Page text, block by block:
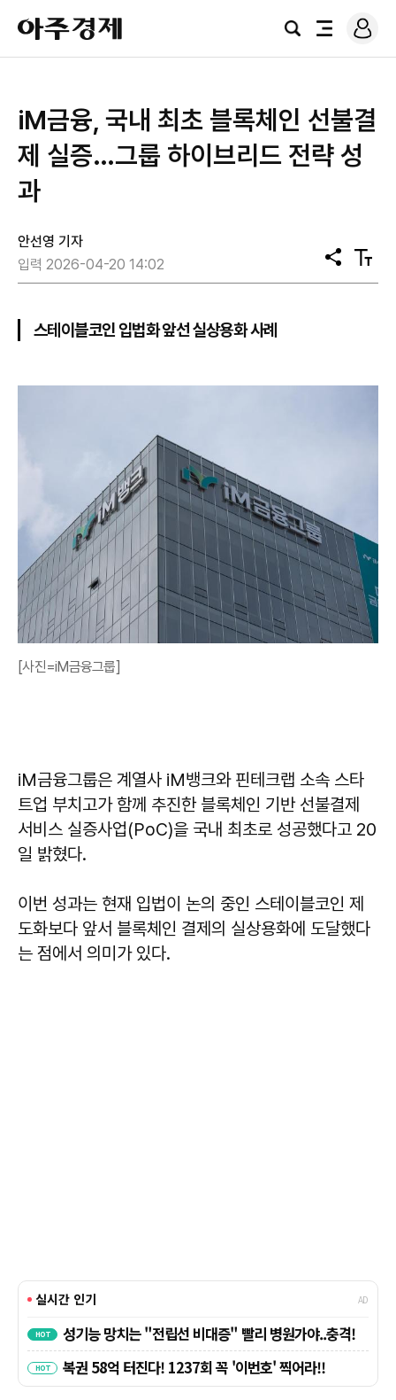
아
주
경
검
전
로
그
iM금융, 국내 최초 블록체인 선불결
제 실증…그룹 하이브리드 전략 성
과
안선영 기자
입력 2026-04-20 14:02
공
유
텍
스
스테이블코인 입법화 앞선 실상용화 사례
[사진=iM금융그룹]
iM금융그룹은 계열사 iM뱅크와 핀테크랩 소속 스타
트업 부치고가 함께 추진한 블록체인 기반 선불결제
서비스 실증사업(PoC)을 국내 최초로 성공했다고 20
일 밝혔다.
이번 성과는 현재 입법이 논의 중인 스테이블코인 제
도화보다 앞서 블록체인 결제의 실상용화에 도달했다
는 점에서 의미가 있다.